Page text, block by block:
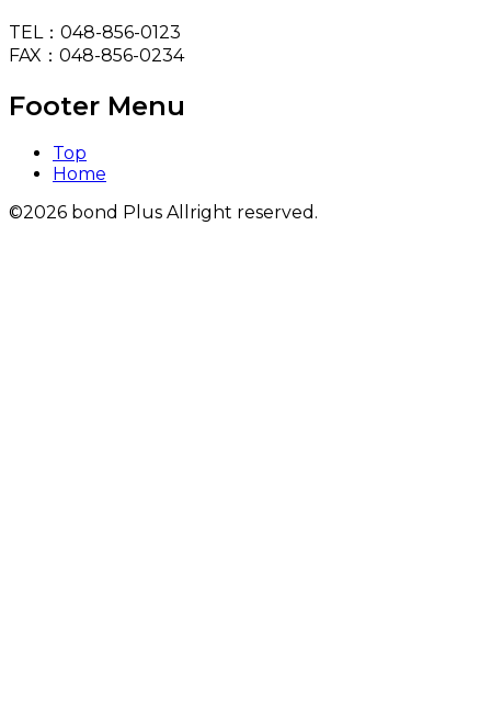
TEL：048-856-0123
FAX：048-856-0234
Footer Menu
Top
Home
©2026 bond Plus Allright reserved.